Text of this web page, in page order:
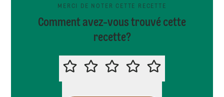
MERCI DE NOTER CETTE RECETTE
Comment avez-vous trouvé cette
recette?
MERCI DE NOTER CETTE RECETTE